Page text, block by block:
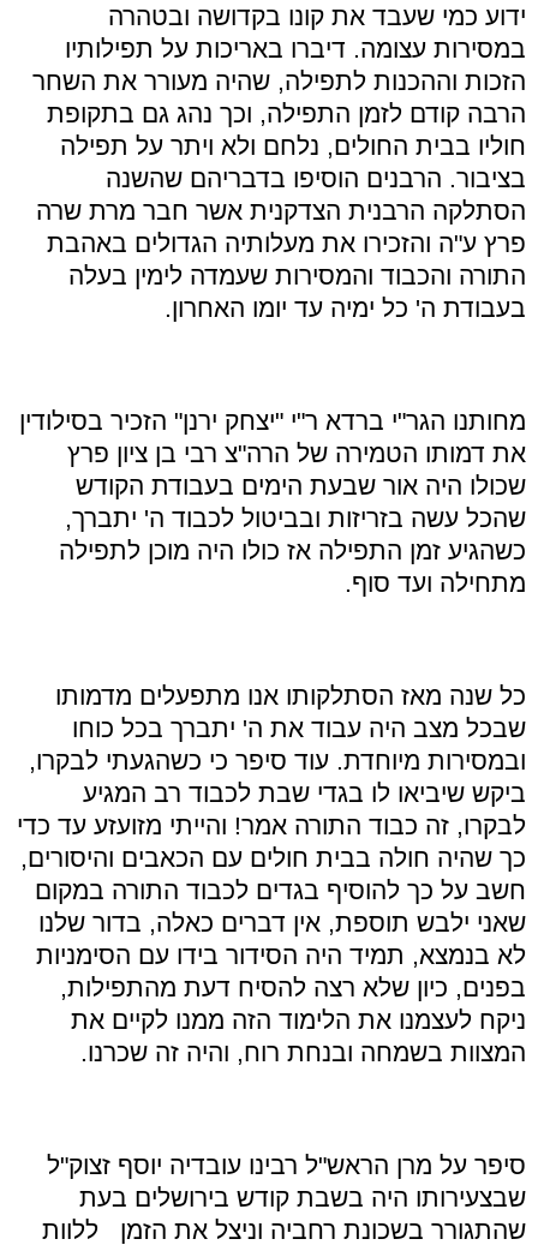
ידוע כמי שעבד את קונו בקדושה ובטהרה
במסירות עצומה. דיברו באריכות על תפילותיו
הזכות וההכנות לתפילה, שהיה מעורר את השחר
הרבה קודם לזמן התפילה, וכך נהג גם בתקופת
חוליו בבית החולים, נלחם ולא ויתר על תפילה
בציבור. הרבנים הוסיפו בדבריהם שהשנה
הסתלקה הרבנית הצדקנית אשר חבר מרת שרה
פרץ ע"ה והזכירו את מעלותיה הגדולים באהבת
התורה והכבוד והמסירות שעמדה לימין בעלה
בעבודת ה' כל ימיה עד יומו האחרון.
מחותנו הגר"י ברדא ר"י "יצחק ירנן" הזכיר בסילודין
את דמותו הטמירה של הרה"צ רבי בן ציון פרץ
שכולו היה אור שבעת הימים בעבודת הקודש
שהכל עשה בזריזות ובביטול לכבוד ה' יתברך,
כשהגיע זמן התפילה אז כולו היה מוכן לתפילה
מתחילה ועד סוף.
כל שנה מאז הסתלקותו אנו מתפעלים מדמותו
שבכל מצב היה עבוד את ה' יתברך בכל כוחו
ובמסירות מיוחדת. עוד סיפר כי כשהגעתי לבקרו,
ביקש שיביאו לו בגדי שבת לכבוד רב המגיע
לבקרו, זה כבוד התורה אמר! והייתי מזועזע עד כדי
כך שהיה חולה בבית חולים עם הכאבים והיסורים,
חשב על כך להוסיף בגדים לכבוד התורה במקום
שאני ילבש תוספת, אין דברים כאלה, בדור שלנו
לא בנמצא, תמיד היה הסידור בידו עם הסימניות
בפנים, כיון שלא רצה להסיח דעת מהתפילות,
ניקח לעצמנו את הלימוד הזה ממנו לקיים את
המצוות בשמחה ובנחת רוח, והיה זה שכרנו.
סיפר על מרן הראש"ל רבינו עובדיה יוסף זצוק"ל
שבצעירותו היה בשבת קודש בירושלים בעת
שהתגורר בשכונת רחביה וניצל את הזמן ללוות